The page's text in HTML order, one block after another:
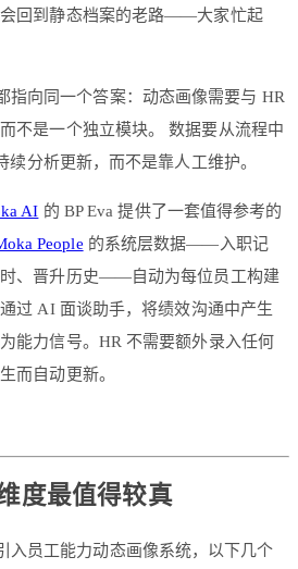
回到静态档案的老路——大家忙起
指向同一个答案：动态画像需要与 HR
不是一个独立模块。 数据要从流程中
续分析更新，而不是靠人工维护。
AI 的 BP Eva 提供了一套值得参考的
People 的系统层数据——入职记
、晋升历史——自动为每位员工构建
过 AI 面谈助手，将绩效沟通中产生
能力信号。HR 不需要额外录入任何
而自动更新。
度最值得较真
入员工能力动态画像系统，以下几个